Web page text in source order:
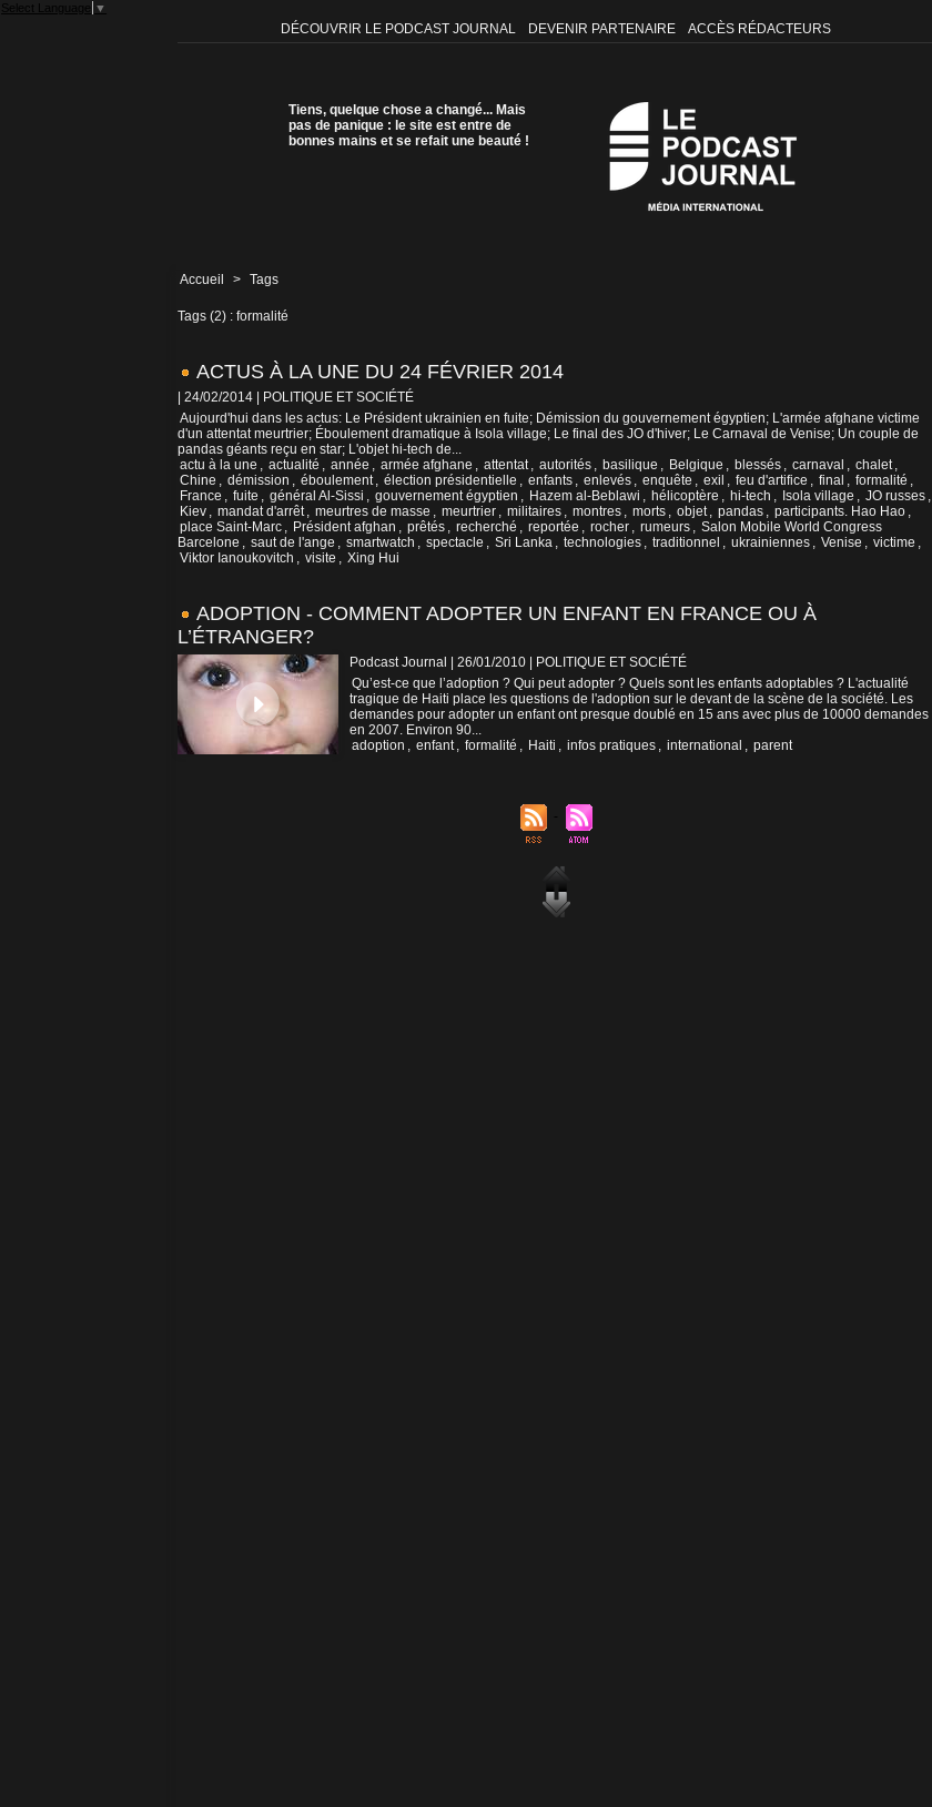
Select Language ▼
DÉCOUVRIR LE PODCAST JOURNAL DEVENIR PARTENAIRE ACCÈS RÉDACTEURS
Tiens, quelque chose a changé... Mais
pas de panique : le site est entre de
bonnes mains et se refait une beauté !
Accueil > Tags
Tags (2) : formalité
ACTUS À LA UNE DU 24 FÉVRIER 2014
| 24/02/2014
POLITIQUE ET SOCIÉTÉ
Aujourd'hui dans les actus: Le Président ukrainien en fuite; Démission du gouvernement égyptien; L'armée afghane victime
d'un attentat meurtrier; Éboulement dramatique à Isola village; Le final des JO d'hiver; Le Carnaval de Venise; Un couple de
pandas géants reçu en star; L'objet hi-tech de...
actu à la une , actualité , année , armée afghane , attentat , autorités , basilique , Belgique , blessés , carnaval , chalet ,
Chine , démission , éboulement , élection présidentielle , enfants , enlevés , enquête , exil , feu d'artifice , final , formalité ,
France , fuite , général Al-Sissi , gouvernement égyptien , Hazem al-Beblawi , hélicoptère , hi-tech , Isola village , JO russes ,
Kiev , mandat d'arrêt , meurtres de masse , meurtrier , militaires , montres , morts , objet , pandas , participants. Hao Hao ,
place Saint-Marc , Président afghan , prêtés , recherché , reportée , rocher , rumeurs , Salon Mobile World Congress
Barcelone , saut de l'ange , smartwatch , spectacle , Sri Lanka , technologies , traditionnel , ukrainiennes , Venise , victime ,
Viktor Ianoukovitch , visite , Xing Hui
ADOPTION - COMMENT ADOPTER UN ENFANT EN FRANCE OU À
L’ÉTRANGER?
Podcast Journal | 26/01/2010
POLITIQUE ET SOCIÉTÉ
Qu’est-ce que l’adoption ? Qui peut adopter ? Quels sont les enfants adoptables ? L'actualité
tragique de Haiti place les questions de l'adoption sur le devant de la scène de la société. Les
demandes pour adopter un enfant ont presque doublé en 15 ans avec plus de 10000 demandes
en 2007. Environ 90...
adoption , enfant , formalité , Haiti , infos pratiques , international , parent